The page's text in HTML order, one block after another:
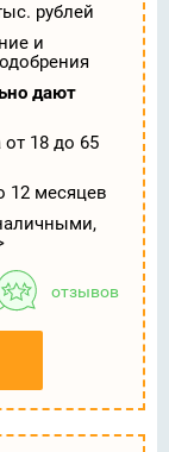
рублей
и
дают
18 до 65
12 месяцев
отзывов